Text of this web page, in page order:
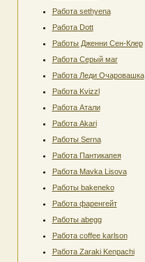
Работа sethyena
Работа Dott
Работы Дженни Сен-Клер
Работа Серый маг
Работа Леди Очаровашка
Работа Kvizzl
Работа Атали
Работа Akari
Работы Serna
Работа Пантикапея
Работа Mavka Lisova
Работы bakeneko
Работа фаренгейт
Работы abegg
Работа coffee karlson
Работа Zaraki Kenpachi